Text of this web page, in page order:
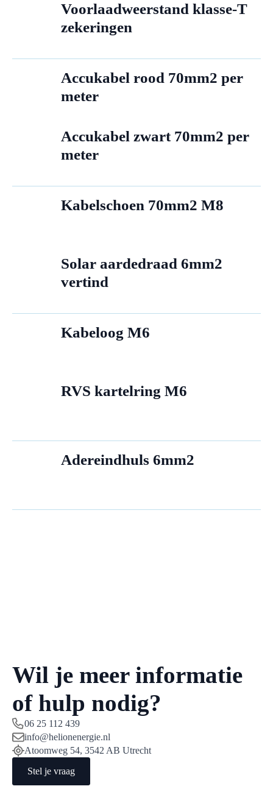
Voorlaadweerstand klasse-T
zekeringen
Accukabel rood 70mm2 per
meter
Accukabel zwart 70mm2 per
meter
Kabelschoen 70mm2 M8
Solar aardedraad 6mm2
vertind
Kabeloog M6
RVS kartelring M6
Adereindhuls 6mm2
Wil je meer informatie
of hulp nodig?
06 25 112 439
info@helionenergie.nl
Atoomweg 54, 3542 AB Utrecht
Stel je vraag